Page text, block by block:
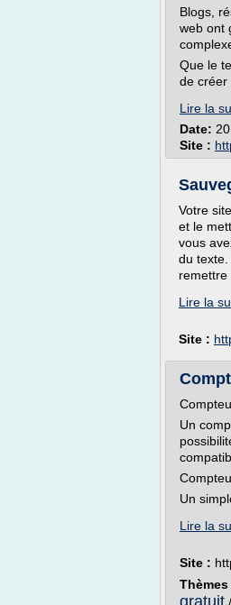
Blogs,
web ont
Que le
de créer
Lire la
Date:
Site :
Votre
et le
vous
du
remettre
Lire la
Site :
Un
Un
Lire la
Site :
gratuit